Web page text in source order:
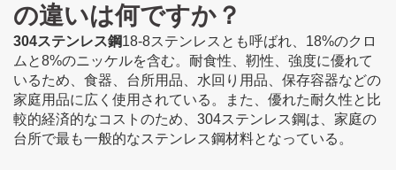
の違いは何ですか？
304ステンレス鋼18-8ステンレスとも呼ばれ、18%のクロ
ムと8%のニッケルを含む。耐食性、靭性、強度に優れて
いるため、食器、台所用品、水回り用品、保存容器などの
家庭用品に広く使用されている。また、優れた耐久性と比
較的経済的なコストのため、304ステンレス鋼は、家庭の
台所で最も一般的なステンレス鋼材料となっている。